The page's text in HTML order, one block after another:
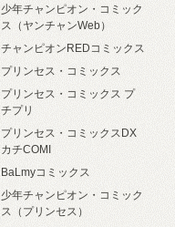
少年チャンピオン・コミック
ス（ヤンチャンWeb）
チャンピオンREDコミックス
プリンセス・コミックス
プリンセス・コミックス プ
チプリ
プリンセス・コミックスDX
カチCOMI
BaLmyコミックス
少年チャンピオン・コミック
ス（プリンセス）